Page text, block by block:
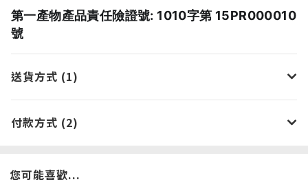
第一產物產品責任險證號: 1010字第 15PR000010
號
送貨方式 (1)
付款方式 (2)
您可能喜歡...